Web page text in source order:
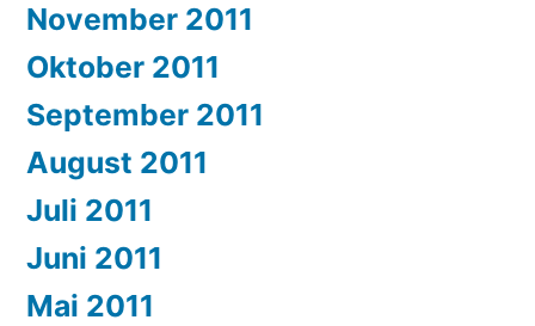
November 2011
Oktober 2011
September 2011
August 2011
Juli 2011
Juni 2011
Mai 2011